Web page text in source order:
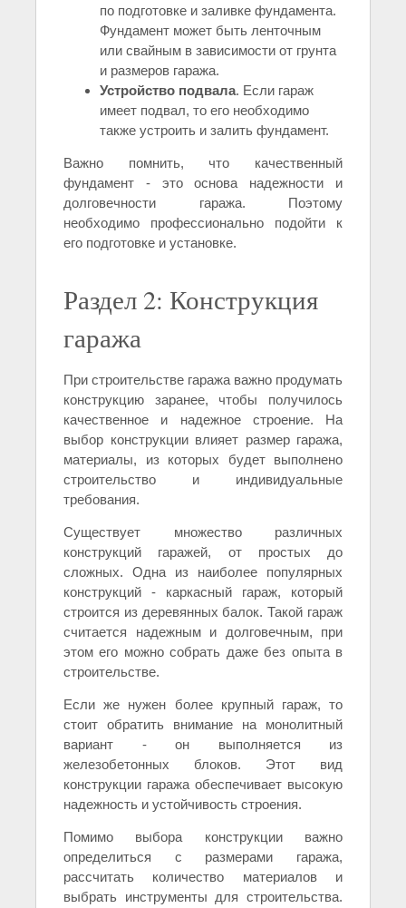
по подготовке и заливке фундамента.
Фундамент может быть ленточным
или свайным в зависимости от грунта
и размеров гаража.
Устройство подвала. Если гараж
имеет подвал, то его необходимо
также устроить и залить фундамент.
Важно помнить, что качественный
фундамент - это основа надежности и
долговечности гаража. Поэтому
необходимо профессионально подойти к
его подготовке и установке.
Раздел 2: Конструкция
гаража
При строительстве гаража важно продумать
конструкцию заранее, чтобы получилось
качественное и надежное строение. На
выбор конструкции влияет размер гаража,
материалы, из которых будет выполнено
строительство и индивидуальные
требования.
Существует множество различных
конструкций гаражей, от простых до
сложных. Одна из наиболее популярных
конструкций - каркасный гараж, который
строится из деревянных балок. Такой гараж
считается надежным и долговечным, при
этом его можно собрать даже без опыта в
строительстве.
Если же нужен более крупный гараж, то
стоит обратить внимание на монолитный
вариант - он выполняется из
железобетонных блоков. Этот вид
конструкции гаража обеспечивает высокую
надежность и устойчивость строения.
Помимо выбора конструкции важно
определиться с размерами гаража,
рассчитать количество материалов и
выбрать инструменты для строительства.